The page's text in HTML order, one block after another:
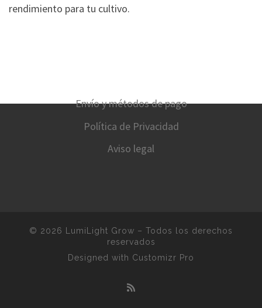
rendimiento para tu cultivo.
Envío y métodos de pago
Política de Privacidad
Aviso legal
© 2026 LumiLight Grow – Todos los derechos
reservados
Designed with Customizr Pro